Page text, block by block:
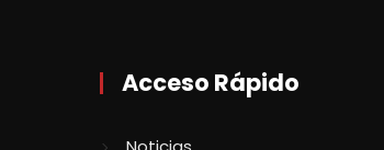
Acceso Rápido